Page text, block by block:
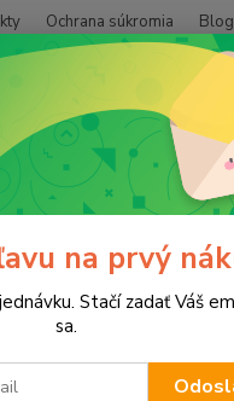
Ochrana súkromia Blog
PG-16
PG-16
na prvý
Stačí zadať Váš
sa.